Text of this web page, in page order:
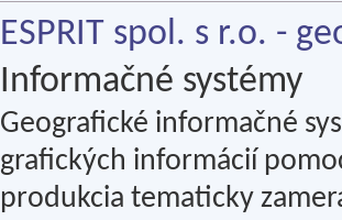
ESPRIT spol. s r.o. -
Informačné systémy
Geografické informačné
grafických informácií
produkcia tematicky